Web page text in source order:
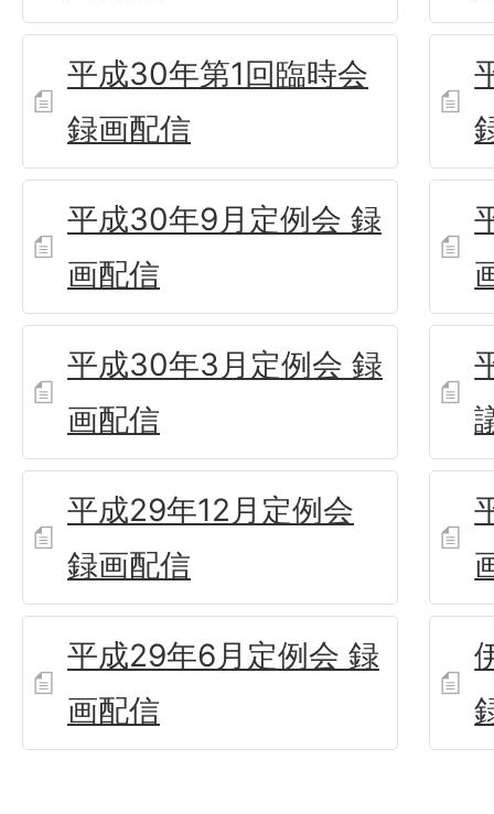
平成30年第1回臨時会
録画配信
平成30年9月定例会 録
画配信
平成30年3月定例会 録
画配信
平成29年12月定例会
録画配信
平成29年6月定例会 録
画配信